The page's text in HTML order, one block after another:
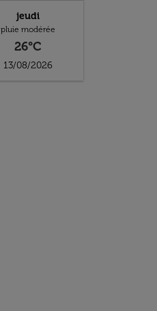
jeudi
pluie modérée
26°C
13/08/2026